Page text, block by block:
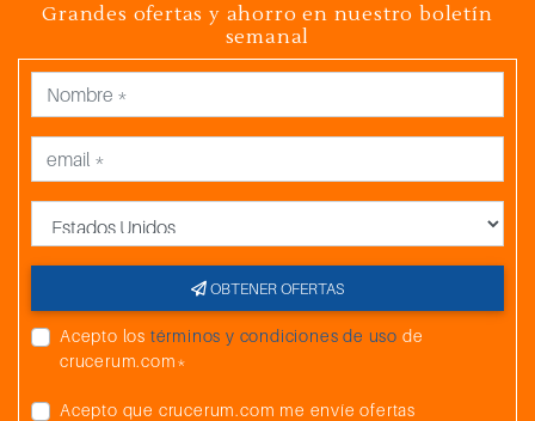
Grandes ofertas y ahorro en nuestro boletín
semanal
OBTENER OFERTAS
Acepto los términos y condiciones de uso de
crucerum.com*
Acepto que crucerum.com me envíe ofertas